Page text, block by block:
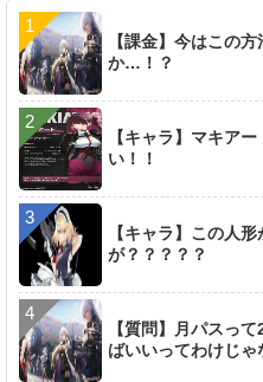
【課金】今はこの
か…！？
【キャラ】マキア
い！！
【キャラ】この人
が？？？？？
【質問】月パスっ
ばいいってわけじゃ